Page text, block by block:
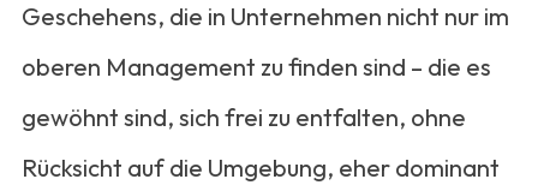
Geschehens, die in Unternehmen nicht nur im
oberen Management zu finden sind – die es
gewöhnt sind, sich frei zu entfalten, ohne
Rücksicht auf die Umgebung, eher dominant